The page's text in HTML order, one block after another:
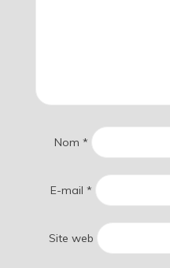
Nom *
E-mail *
Site web